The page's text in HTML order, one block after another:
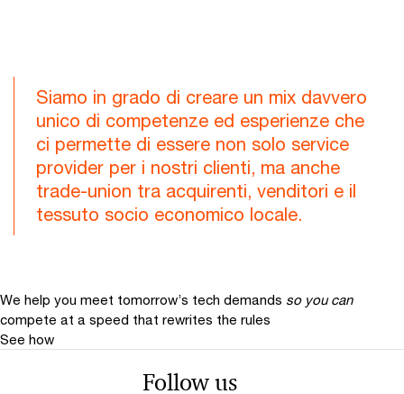
Siamo in grado di creare un mix davvero
unico di competenze ed esperienze che
ci permette di essere non solo service
provider per i nostri clienti, ma anche
trade-union tra acquirenti, venditori e il
tessuto socio economico locale.
We help you meet tomorrow’s tech demands so you can
compete at a speed that rewrites the rules
See how
Follow us